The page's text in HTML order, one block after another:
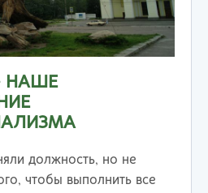
НАШЕ
должность, но не
чтобы выполнить все